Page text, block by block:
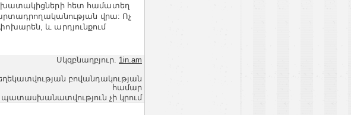
հետ համատեղ
վրա: Ոչ
և արդյունքում
Սկզբնաղբյուր. 1in.am
բովանդակության
համար
պատասխանատվություն չի կրում